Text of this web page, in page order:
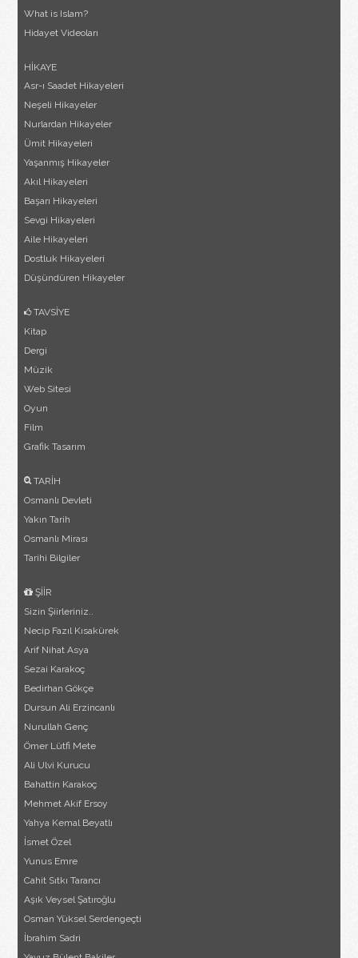
What is Islam?
Hidayet Videoları
HİKAYE
Asr-ı Saadet Hikayeleri
Neşeli Hikayeler
Nurlardan Hikayeler
Ümit Hikayeleri
Yaşanmış Hikayeler
Akıl Hikayeleri
Başarı Hikayeleri
Sevgi Hikayeleri
Aile Hikayeleri
Dostluk Hikayeleri
Düşündüren Hikayeler
TAVSİYE
Kitap
Dergi
Müzik
Web Sitesi
Oyun
Film
Grafik Tasarım
TARİH
Osmanlı Devleti
Yakın Tarih
Osmanlı Mirası
Tarihi Bilgiler
ŞİİR
Sizin Şiirleriniz..
Necip Fazıl Kısakürek
Arif Nihat Asya
Sezai Karakoç
Bedirhan Gökçe
Dursun Ali Erzincanlı
Nurullah Genç
Ömer Lütfi Mete
Ali Ulvi Kurucu
Bahattin Karakoç
Mehmet Akif Ersoy
Yahya Kemal Beyatlı
İsmet Özel
Yunus Emre
Cahit Sıtkı Tarancı
Aşık Veysel Şatıroğlu
Osman Yüksel Serdengeçti
İbrahim Sadri